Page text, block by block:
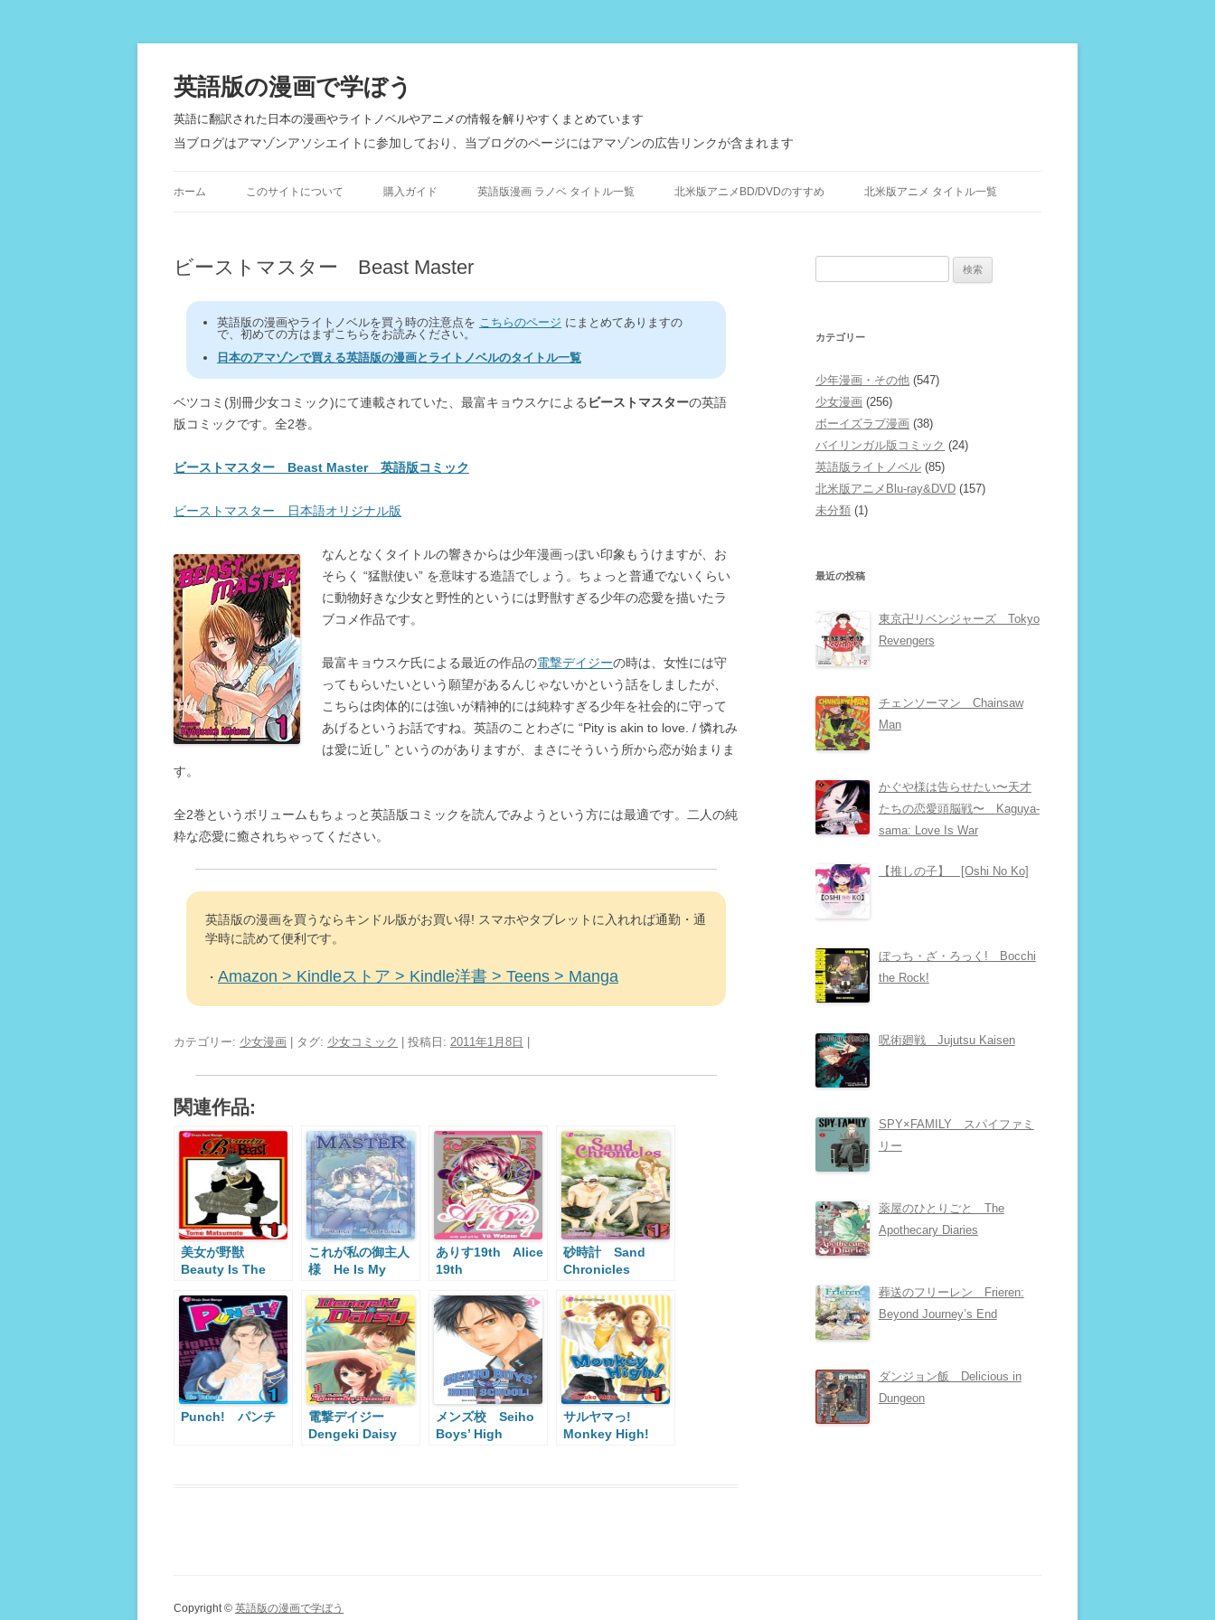
英語版の漫画で学ぼう
英語に翻訳された日本の漫画やライトノベルやアニメの情報を解りやすくまとめています
当ブログはアマゾンアソシエイトに参加しており、当ブログのページにはアマゾンの広告リンクが含まれます
ン
ホーム このサイトについて 購入ガイド 英語版漫画 ラノベ タイトル一覧 北米版アニメBD/DVDのすすめ 北米版アニメ タイトル一覧
ビーストマスター Beast Master
英語版の漫画やライトノベルを買う時の注意点を こちらのページ にまとめてありますの
で、初めての方はまずこちらをお読みください。
日本のアマゾンで買える英語版の漫画とライトノベルのタイトル一覧
ベツコミ(別冊少女コミック)にて連載されていた、最富キョウスケによる ビーストマスターの英語
版コミックです。全2巻。
ビーストマスター Beast Master 英語版コミック
ビーストマスター 日本語オリジナル版
なんとなくタイトルの響きからは少年漫画っぽい印象もうけますが、お
そらく “猛獣使い” を意味する造語でしょう。ちょっと普通でないくらい
に動物好きな少女と野性的というには野獣すぎる少年の恋愛を描いたラ
ブコメ作品です。
最富キョウスケ氏による最近の作品の電撃デイジーの時は、女性には守
ってもらいたいという願望があるんじゃないかという話をしましたが、
こちらは肉体的には強いが精神的には純粋すぎる少年を社会的に守って
あげるというお話ですね。英語のことわざに “Pity is akin to love. / 憐れみ
は愛に近し” というのがありますが、まさにそういう所から恋が始まりま
す。
全2巻というボリュームもちょっと英語版コミックを読んでみようという方には最適です。二人の純
粋な恋愛に癒されちゃってください。
英語版の漫画を買うならキンドル版がお買い得! スマホやタブレットに入れれば通勤・通
学時に読めて便利です。
・ Amazon > Kindleストア > Kindle洋書 > Teens > Manga
カテゴリー: 少女漫画 | タグ: 少女コミック | 投稿日: 2011年1月8日
関連作品:
美女が野獣
Beauty Is The
これが私の御主人
様 He Is My
ありす19th Alice
19th
砂時計 Sand
Chronicles
Punch! パンチ
電撃デイジー
Dengeki Daisy
メンズ校 Seiho
Boys’ High
サルヤマっ!
Monkey High!
カテゴリー
少年漫画・その他 (547)
少女漫画 (256)
ボーイズラブ漫画 (38)
バイリンガル版コミック (24)
英語版ライトノベル (85)
北米版アニメBlu-ray&DVD (157)
未分類 (1)
最近の投稿
東京卍リベンジャーズ Tokyo
Revengers
チェンソーマン Chainsaw
Man
かぐや様は告らせたい〜天才
たちの恋愛頭脳戦〜 Kaguya-
sama: Love Is War
【推しの子】 [Oshi No Ko]
ぼっち・ざ・ろっく! Bocchi
the Rock!
呪術廻戦 Jujutsu Kaisen
SPY×FAMILY スパイファミ
リー
薬屋のひとりごと The
Apothecary Diaries
葬送のフリーレン Frieren:
Beyond Journey’s End
ダンジョン飯 Delicious in
Dungeon
Copyright © 英語版の漫画で学ぼう